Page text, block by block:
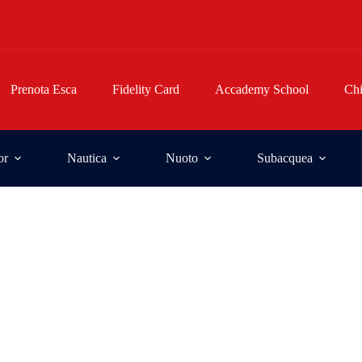
Prenota Esca Fidelity Card Accademy School
Nautica Nuoto Subacquea